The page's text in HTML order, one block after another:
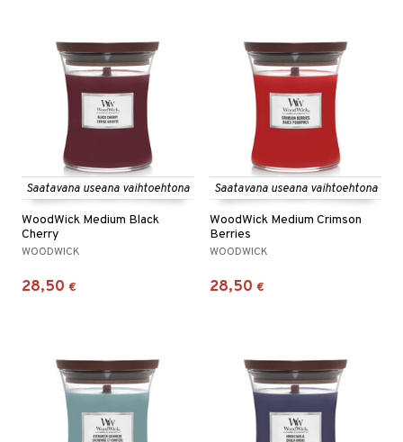
Saatavana useana vaihtoehtona
WoodWick Medium Black
Cherry
WOODWICK
28,50 €
Saatavana useana vaihtoehtona
WoodWick Medium Crimson
Berries
WOODWICK
28,50 €